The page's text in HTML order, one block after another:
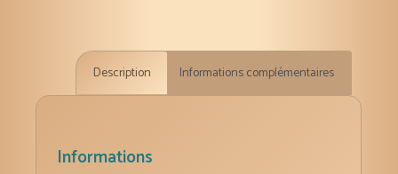
essentielle
5
Description Informations complémentaires
Informations